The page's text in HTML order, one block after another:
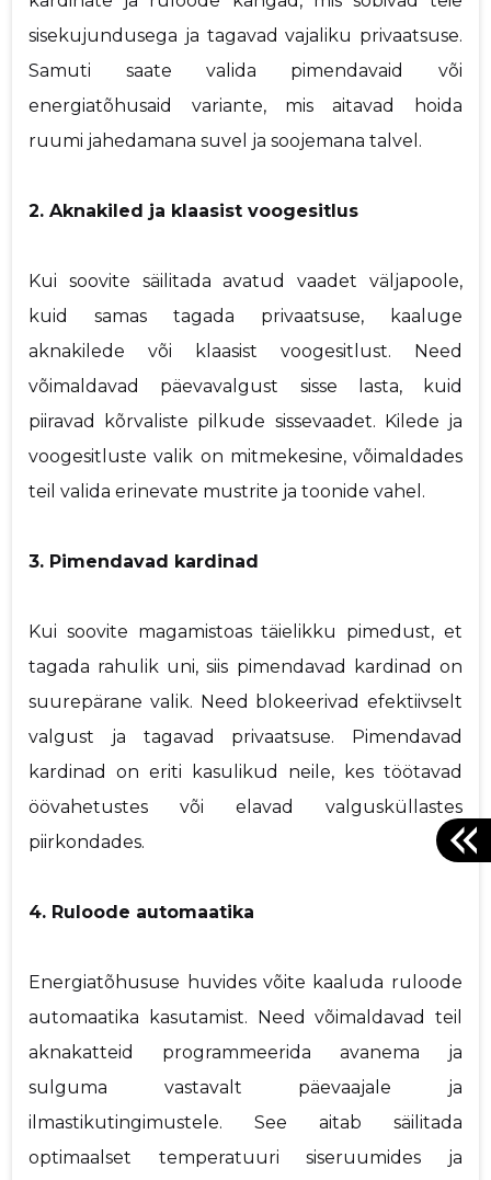
sisekujundusega ja tagavad vajaliku privaatsuse.
Samuti saate valida pimendavaid või
energiatõhusaid variante, mis aitavad hoida
ruumi jahedamana suvel ja soojemana talvel.
2. Aknakiled ja klaasist voogesitlus
Kui soovite säilitada avatud vaadet väljapoole,
kuid samas tagada privaatsuse, kaaluge
aknakilede või klaasist voogesitlust. Need
võimaldavad päevavalgust sisse lasta, kuid
piiravad kõrvaliste pilkude sissevaadet. Kilede ja
voogesitluste valik on mitmekesine, võimaldades
teil valida erinevate mustrite ja toonide vahel.
3. Pimendavad kardinad
Kui soovite magamistoas täielikku pimedust, et
tagada rahulik uni, siis pimendavad kardinad on
suurepärane valik. Need blokeerivad efektiivselt
valgust ja tagavad privaatsuse. Pimendavad
kardinad on eriti kasulikud neile, kes töötavad
öövahetustes või elavad valgusküllastes
piirkondades.
4. Ruloode automaatika
Energiatõhususe huvides võite kaaluda ruloode
automaatika kasutamist. Need võimaldavad teil
aknakatteid programmeerida avanema ja
sulguma vastavalt päevaajale ja
ilmastikutingimustele. See aitab säilitada
optimaalset temperatuuri siseruumides ja